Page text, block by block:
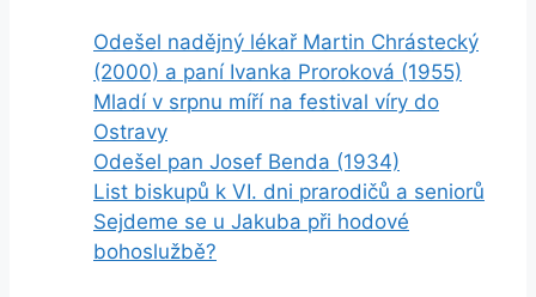
Odešel nadějný lékař Martin Chrástecký
(2000) a paní Ivanka Proroková (1955)
Mladí v srpnu míří na festival víry do
Ostravy
Odešel pan Josef Benda (1934)
List biskupů k VI. dni prarodičů a seniorů
Sejdeme se u Jakuba při hodové
bohoslužbě?